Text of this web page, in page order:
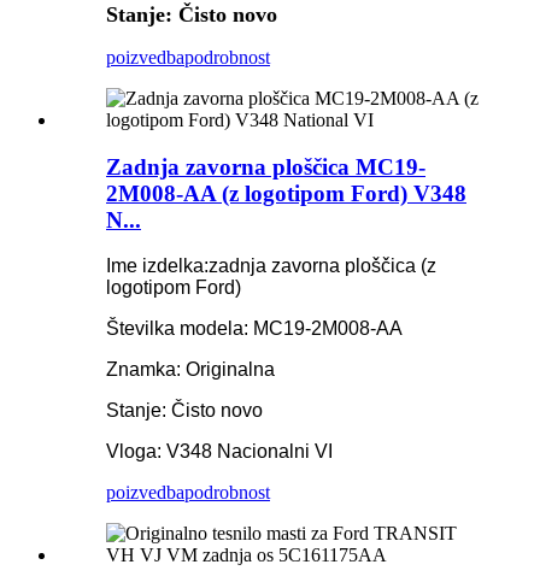
Stanje: Čisto novo
poizvedbapodrobnost
Zadnja zavorna ploščica MC19-
2M008-AA (z logotipom Ford) V348
N...
Ime izdelka:zadnja zavorna ploščica (z
logotipom Ford)
Številka modela: MC19-2M008-AA
Znamka: Originalna
Stanje: Čisto novo
Vloga: V348 Nacionalni VI
poizvedbapodrobnost